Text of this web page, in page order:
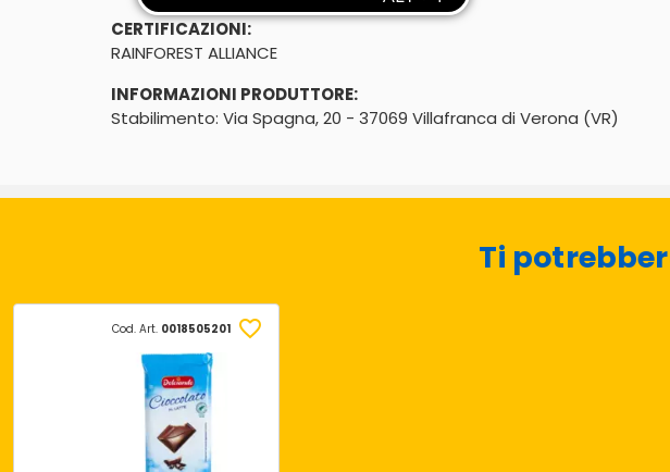
CERTIFICAZIONI:
RAINFOREST ALLIANCE
INFORMAZIONI PRODUTTORE:
Stabilimento: Via Spagna, 20 - 37069 Villafranca di Verona (VR)
Ti
Cod. Art. 0018505201